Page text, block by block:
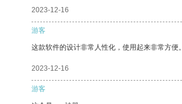
2023-12-16
游客
这款软件的设计非常人性化，使用起来非常方便。
2023-12-16
游客